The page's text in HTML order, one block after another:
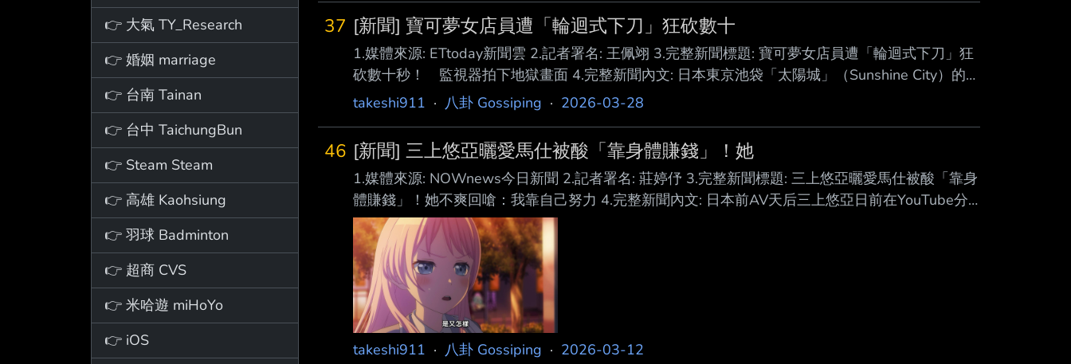
👉 大氣 TY_Research
👉 婚姻 marriage
👉 台南 Tainan
👉 台中 TaichungBun
👉 Steam Steam
👉 高雄 Kaohsiung
👉 羽球 Badminton
👉 超商 CVS
👉 米哈遊 miHoYo
👉 iOS
多月來反向刷 卡52次，其中多次是在非工作日以申報加班費，已破壞雙方的誠實信用關係，一、二
審均 判楊男敗訴。仍可上訴。 判決指出，楊男
37 [新聞] 寶可夢女店員遭「輪迴式下刀」狂砍數十
1.媒體來源: ETtoday新聞雲 2.記者署名: 王佩翊 3.完整新聞標題: 寶可夢女店員遭「輪迴式下刀」狂
砍數十秒！ 監視器拍下地獄畫面 4.完整新聞內文: 日本東京池袋「太陽城」（Sunshine City）的寶
可夢中心26日晚間發生持刀殺人事件。 21歲女店員春川萌衣遭到26歲的前男友廣川大起持刀伏
與自己的頸部，最終兩人 雙雙傷重身亡。 數十秒地獄畫面曝光 兇嫌瘋狂交互自殘 根據調查人員透
露，監視器畫面顯示，
takeshi911 · 八卦 Gossiping · 2026-03-28
46 [新聞] 三上悠亞曬愛馬仕被酸「靠身體賺錢」！她
1.媒體來源: NOWnews今日新聞 2.記者署名: 莊婷伃 3.完整新聞標題: 三上悠亞曬愛馬仕被酸「靠身
體賺錢」！她不爽回嗆：我靠自己努力 4.完整新聞內文: 日本前AV天后三上悠亞日前在YouTube分
享自己開箱愛馬仕精品包收藏的影片，透露自己 花了不少錢才拿下自己心儀的包款，沒想到卻遭到
網友留言「靠裸體賺錢不需要炫耀」， 為此三上悠亞不爽回應，「我是靠自己努力工作買的，而且
我已經引退很久了。」 三上悠亞開箱愛馬仕被酸！不爽回嗆 三上悠亞日前在YouTube上傳一支開箱
影片，分享自己辛苦「配貨」後
takeshi911 · 八卦 Gossiping · 2026-03-12